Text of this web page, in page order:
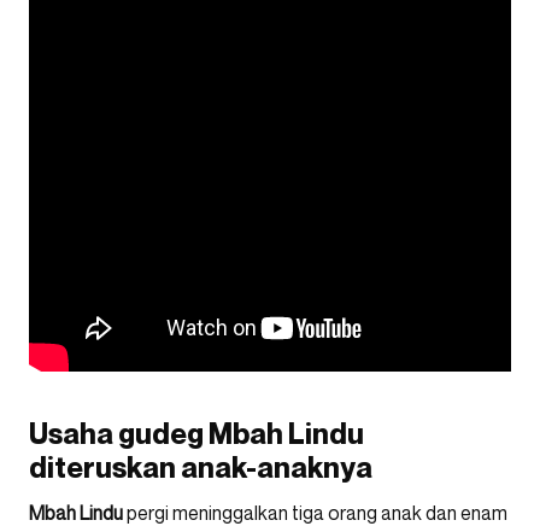
Usaha gudeg Mbah Lindu
diteruskan anak-anaknya
Mbah Lindupergi meninggalkan tiga orang anak dan enam